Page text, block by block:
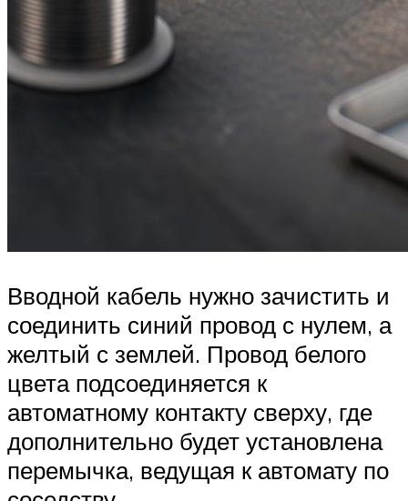
Вводной кабель нужно зачистить и
соединить синий провод с нулем, а
желтый с землей. Провод белого
цвета подсоединяется к
автоматному контакту сверху, где
дополнительно будет установлена
перемычка, ведущая к автомату по